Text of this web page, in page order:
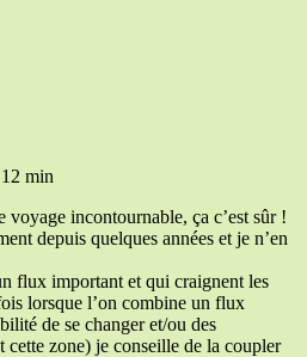
min
voyage incontournable, ça c’est sûr !
depuis quelques années et je n’en
flux important et qui craignent les
lorsque l’on combine un flux
de se changer et/ou des
cette zone) je conseille de la coupler